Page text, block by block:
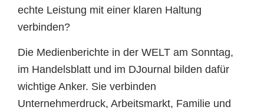
echte Leistung mit einer klaren Haltung
verbinden?
Die Medienberichte in der WELT am Sonntag,
im Handelsblatt und im DJournal bilden dafür
wichtige Anker. Sie verbinden
Unternehmerdruck, Arbeitsmarkt, Familie und